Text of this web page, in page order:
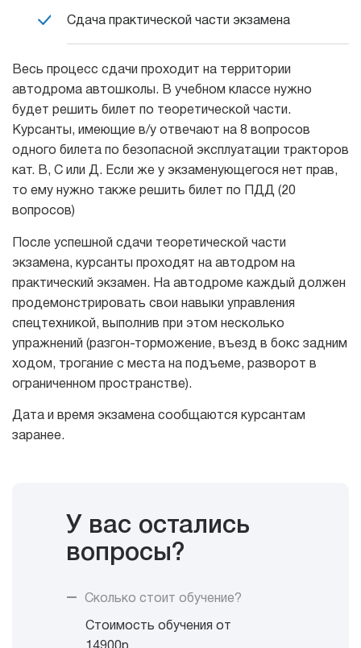
Сдача практической части экзамена
Весь процесс сдачи проходит на территории
автодрома автошколы. В учебном классе нужно
будет решить билет по теоретической части.
Курсанты, имеющие в/у отвечают на 8 вопросов
одного билета по безопасной эксплуатации тракторов
кат. В, С или Д. Если же у экзаменующегося нет прав,
то ему нужно также решить билет по ПДД (20
вопросов)
После успешной сдачи теоретической части
экзамена, курсанты проходят на автодром на
практический экзамен. На автодроме каждый должен
продемонстрировать свои навыки управления
спецтехникой, выполнив при этом несколько
упражнений (разгон-торможение, въезд в бокс задним
ходом, трогание с места на подъеме, разворот в
ограниченном пространстве).
Дата и время экзамена сообщаются курсантам
заранее.
У вас остались
вопросы?
Сколько стоит обучение?
Стоимость обучения от